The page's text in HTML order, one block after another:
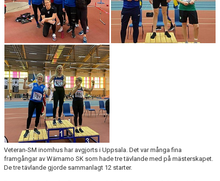
MEDLEMSAVGIFTER
RESULTAT/STATISTIK
ARKIV
SPONSORSIDAN
Veteran-SM inomhus har avgjorts i Uppsala. Det var många fina
framgångar av Wärnamo SK som hade tre tävlande med på mästerskapet.
De tre tävlande gjorde sammanlagt 12 starter.